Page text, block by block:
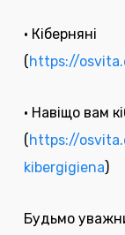
• Кіберняні
(https://
• Навіщо вам
(https://
kibergigiena)
Будьмо